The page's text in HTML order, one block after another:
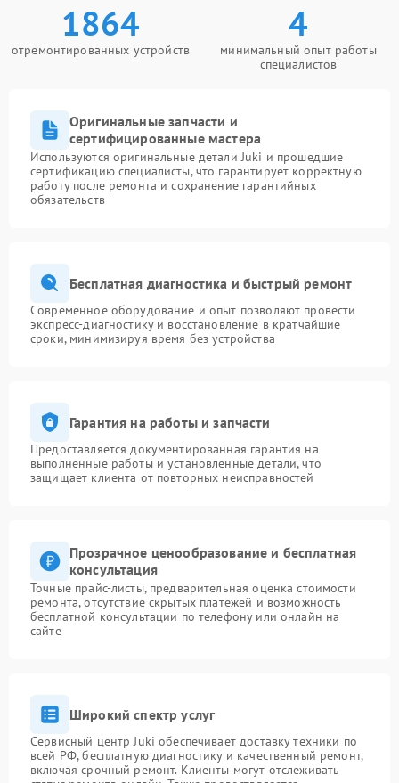
1864
отремонтированных устройств
4
минимальный опыт работы
специалистов
Оригинальные запчасти и
сертифицированные мастера
Используются оригинальные детали Juki и прошедшие
сертификацию специалисты, что гарантирует корректную
работу после ремонта и сохранение гарантийных
обязательств
Бесплатная диагностика и быстрый ремонт
Современное оборудование и опыт позволяют провести
экспресс-диагностику и восстановление в кратчайшие
сроки, минимизируя время без устройства
Гарантия на работы и запчасти
Предоставляется документированная гарантия на
выполненные работы и установленные детали, что
защищает клиента от повторных неисправностей
Прозрачное ценообразование и бесплатная
консультация
Точные прайс-листы, предварительная оценка стоимости
ремонта, отсутствие скрытых платежей и возможность
бесплатной консультации по телефону или онлайн на
сайте
Широкий спектр услуг
Сервисный центр Juki обеспечивает доставку техники по
всей РФ, бесплатную диагностику и качественный ремонт,
включая срочный ремонт. Клиенты могут отслеживать